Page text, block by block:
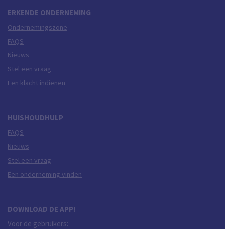
ERKENDE ONDERNEMING
Ondernemingszone
FAQS
Nieuws
Stel een vraag
Een klacht indienen
HUISHOUDHULP
FAQS
Nieuws
Stel een vraag
Een onderneming vinden
DOWNLOAD DE APP!
Voor de gebruikers: